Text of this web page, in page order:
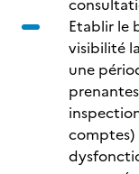
Etablir le
visibilité
une